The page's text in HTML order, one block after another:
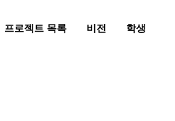
프로젝트 목록 비전 학생